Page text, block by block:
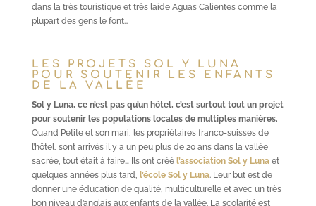
dans la très touristique et très laide Aguas Calientes comme la
plupart des gens le font…
LES PROJETS SOL Y LUNA
POUR SOUTENIR LES ENFANTS
DE LA VALLÉE
Sol y Luna, ce n’est pas qu’un hôtel, c’est surtout tout un projet
pour soutenir les populations locales de multiples manières.
Quand Petite et son mari, les propriétaires franco-suisses de
l’hôtel, sont arrivés il y a un peu plus de 20 ans dans la vallée
sacrée, tout était à faire… Ils ont créé l’association Sol y Lunaet
quelques années plus tard,
l’école Sol y Luna. Leur but est de
donner une éducation de qualité, multiculturelle et avec un très
bon niveau d’anglais aux enfants de la vallée. La scolarité est